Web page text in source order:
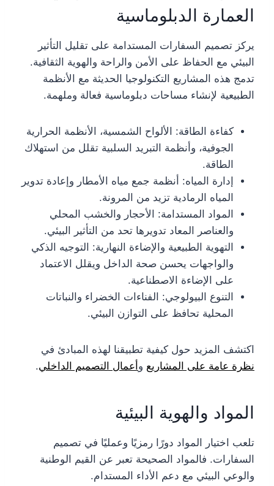
العمارة الدبلوماسية
يركز تصميم السفارات المستدامة على تقليل التأثير
البيئي مع الحفاظ على الأمن والراحة والهوية الثقافية.
تدمج هذه المشاريع التكنولوجيا الحديثة مع الأنظمة
الطبيعية لإنشاء مساحات دبلوماسية فعالة وملهمة.
كفاءة الطاقة: الألواح الشمسية، الأنظمة الحرارية
الجوفية، وأنظمة التبريد السلبية تقلل من استهلاك
الطاقة.
إدارة المياه: أنظمة جمع مياه الأمطار وإعادة تدوير
المياه الرمادية تزيد من المرونة.
المواد المستدامة: الأحجار والخشب المحلي
والعناصر المعاد تدويرها تحد من التأثير البيئي.
التهوية الطبيعية والإضاءة النهارية: التوجيه الذكي
والواجهات يحسن صحة الداخل ويقلل الاعتماد
على الإضاءة الاصطناعية.
التنوع البيولوجي: الفناءات الخضراء والنباتات
المحلية تحافظ على التوازن البيئي.
اكتشف المزيد حول كيفية تطبيقنا لهذه المبادئ في
نظرة عامة على المشاريع و أعمال التصميم الداخلي.
المواد والهوية البيئية
تلعب اختيار المواد دورًا رمزيًا وعمليًا في تصميم
السفارات. فالمواد الصحيحة تعبر عن القيم الوطنية
والوعي البيئي مع دعم الأداء المستدام.